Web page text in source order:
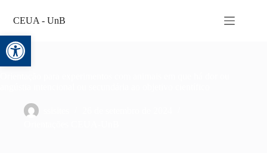
Abrir a barra de ferramentas
CEUA - UnB